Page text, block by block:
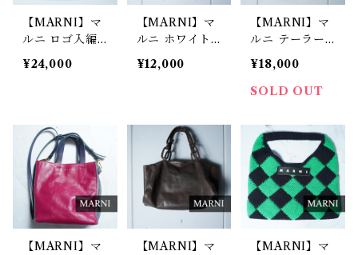
【MARNI】マ
ルニ ロゴ入編
み込みかごバッ
グ green&pin
¥24,000
【MARNI】マ
ルニ ホワイト
ペイントデニム
スカート blac
¥12,000
【MARNI】マ
ルニ テーラー
ドジャケットk
haki
¥18,000
SOLD OUT
【MARNI】マ
【MARNI】マ
【MARNI】マ